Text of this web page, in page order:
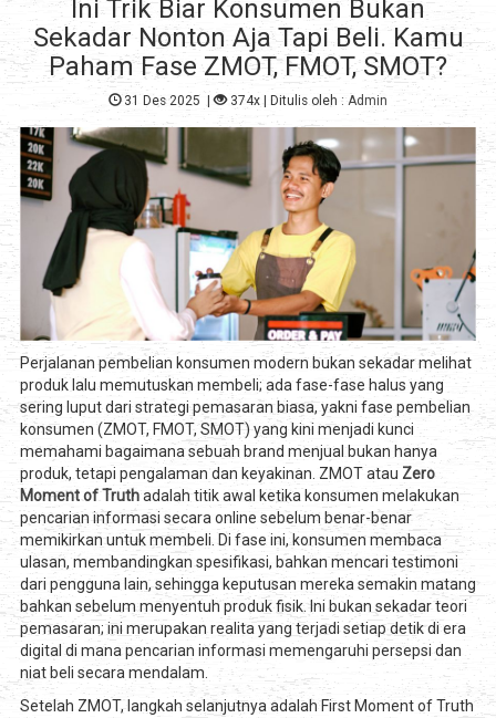
Ini Trik Biar Konsumen Bukan
Sekadar Nonton Aja Tapi Beli. Kamu
Paham Fase ZMOT, FMOT, SMOT?
31 Des 2025 | 374x | Ditulis oleh :Admin
Perjalanan pembelian konsumen modern bukan sekadar melihat
produk lalu memutuskan membeli; ada fase-fase halus yang
sering luput dari strategi pemasaran biasa, yakni fase pembelian
konsumen (ZMOT, FMOT, SMOT) yang kini menjadi kunci
memahami bagaimana sebuah brand menjual bukan hanya
produk, tetapi pengalaman dan keyakinan. ZMOT atau Zero
Moment of Truthadalah titik awal ketika konsumen melakukan
pencarian informasi secara online sebelum benar-benar
memikirkan untuk membeli. Di fase ini, konsumen membaca
ulasan, membandingkan spesifikasi, bahkan mencari testimoni
dari pengguna lain, sehingga keputusan mereka semakin matang
bahkan sebelum menyentuh produk fisik. Ini bukan sekadar teori
pemasaran; ini merupakan realita yang terjadi setiap detik di era
digital di mana pencarian informasi memengaruhi persepsi dan
niat beli secara mendalam.
Setelah ZMOT, langkah selanjutnya adalah First Moment of Truth